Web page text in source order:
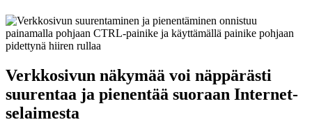
Verkkosivun näkymää voi näppärästi
suurentaa ja pienentää suoraan Internet-
selaimesta